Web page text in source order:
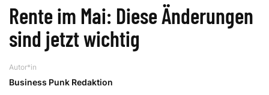
Rente im Mai: Diese Änderungen
sind jetzt wichtig
Autor*in
Business Punk Redaktion